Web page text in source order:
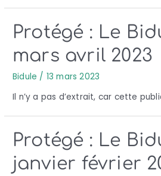
Protégé : Le
mars avril 2023
Bidule / 13 mars 2023
Il n’y a pas d’extrait, car cette
Protégé : Le
janvier février